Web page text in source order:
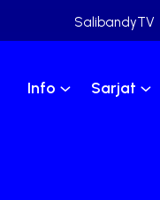
SalibandyTV
Info Sarjat